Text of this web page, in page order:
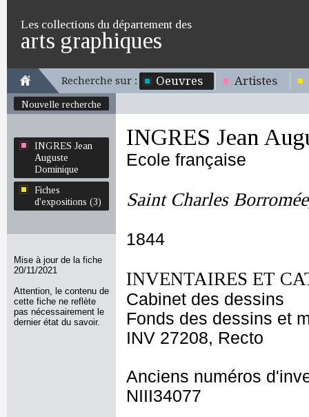
Les collections du département des
arts graphiques
Recherche sur : Oeuvres Artistes
Nouvelle recherche
INGRES Jean
Auguste
Dominique
Fiches
d'expositions (3)
Mise à jour de la fiche
20/11/2021
Attention, le contenu de
cette fiche ne reflète
pas nécessairement le
dernier état du savoir.
INGRES Jean
Ecole française
Saint Charles
1844
INVENTAIRES ET
Cabinet des dessins
Fonds des dessins et
INV 27208, Recto
Anciens numéros
NIII34077